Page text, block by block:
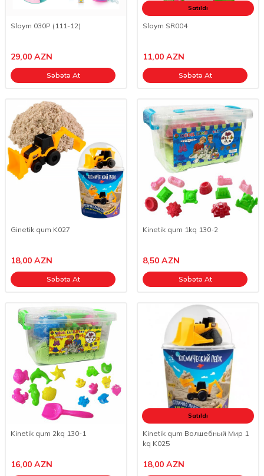
Slaym 030P (111-12)
29,00 AZN
Səbətə At
Satıldı
Slaym SR004
11,00 AZN
Səbətə At
Ginetik qum K027
18,00 AZN
Səbətə At
Kinetik qum 1kq 130-2
8,50 AZN
Səbətə At
Kinetik qum 2kq 130-1
16,00 AZN
Satıldı
Kinetik qum Волшебный Мир 1
kq K025
18,00 AZN